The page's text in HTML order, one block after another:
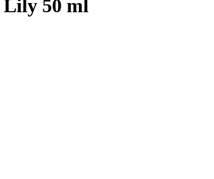
Lily 50 ml